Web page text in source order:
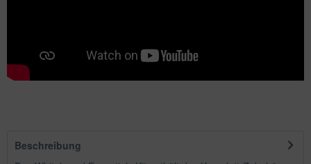
Beschreibung